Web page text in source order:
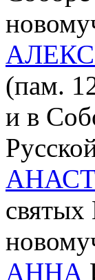
(пам.
и в
АННА